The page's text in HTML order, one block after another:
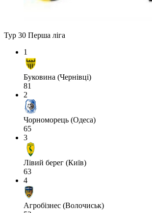
Тур 30 Перша ліга
1
Буковина (Чернівці)
81
2
Чорноморець (Одеса)
65
3
Лівий берег (Київ)
63
4
Агробізнес (Волочиськ)